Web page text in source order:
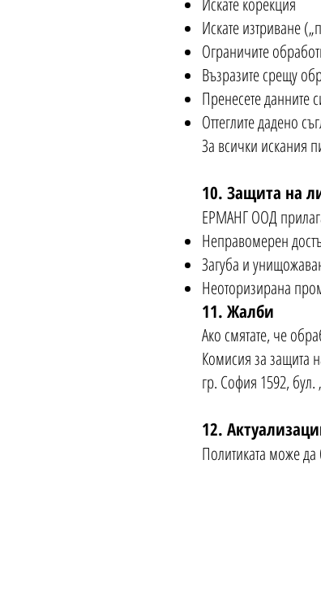
Искате изтриване
Ограничите
Възразите срещу
Пренесете данните
Оттеглите дадено
За всички искания
10. Защита на
ЕРМАНГ ООД
Неправомерен
Загуба и
Неоторизирана
11. Жалби
Ако смятате, че
Комисия за защита
гр. София 1592,
12.
Политиката може